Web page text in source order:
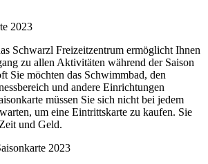
2023
Schwarzl Freizeitzentrum ermöglicht Ihnen
zu allen Aktivitäten während der Saison
Sie möchten das Schwimmbad, den
und andere Einrichtungen
müssen Sie sich nicht bei jedem
um eine Eintrittskarte zu kaufen. Sie
und Geld.
2023